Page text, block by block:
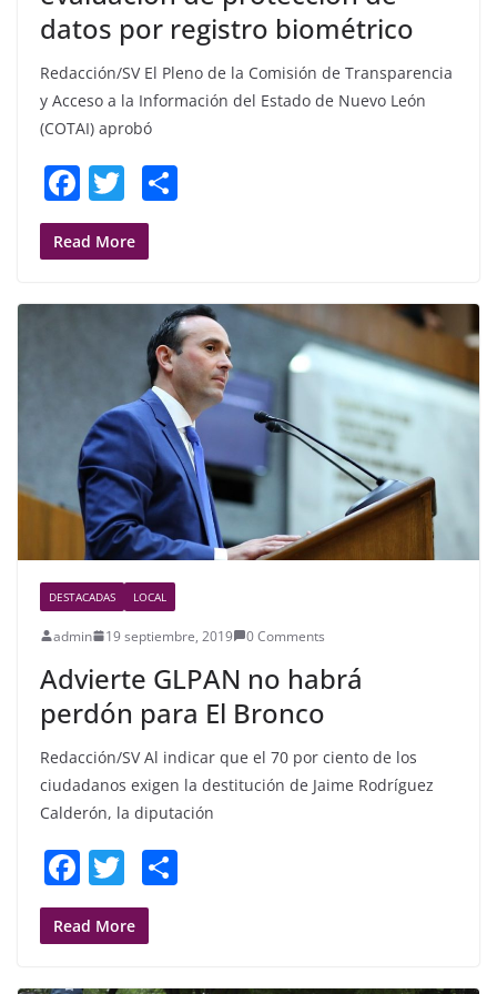
datos por registro biométrico
Redacción/SV El Pleno de la Comisión de Transparencia
y Acceso a la Información del Estado de Nuevo León
(COTAI) aprobó
F
a
c
b
k
T
w
itt
Read More
DESTACADAS LOCAL
admin 19 septiembre, 2019 0 Comments
Advierte GLPAN no habrá
perdón para El Bronco
Redacción/SV Al indicar que el 70 por ciento de los
ciudadanos exigen la destitución de Jaime Rodríguez
Calderón, la diputación
F
a
c
T
w
itt
Read More